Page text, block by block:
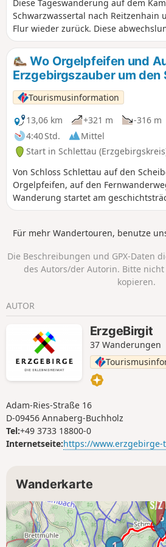
Teufelskanzel einen letzten
Annaberg, bevor die Tour am
Diese Tageswanderung auf dem
Schwarzwassertal nach Reitzenhain
Flur wieder zurück. Diese
Rundwanderung verläuft entlang
durch das sächsische und
Besonders reizvoll ist der Wechsel
Wäldern und offenen
ihren besonderen Charakter
Wanderparkplatz Schwarzwassertal
führt der Kammweg Richtung
ein Highlight mit Infotafeln zu Flora
Weiter geht es über die Köhlerei
über die Grenze nach Tschechien.
Ort Pohraniční führt die Route
Böhmisch Kühnhaide zum höchsten
Lauschhübel (842 m) mit schöner
verläuft der Weg zurück ins
Wo Orgelpfeifen und
Erzgebirgszauber um den
Tourismusinformation
13,06 km
+321 m
-316 m
4:40 Std.
Mittel
Start in Schlettau
Von Schloss Schlettau auf den
Orgelpfeifen, auf den
Wanderung startet am
Schlettau und führt auf dem
Abstecher zur Rosenbuschzeche
Scheibenberg.Am Fuß des
Fernwanderwege E3 und EB. Ein
gepflegten Wanderhütte belohnt mit
den Ottomar-Zahn-Steig erreichen
Berggasthaus und
Skisprungschanzen und
„Orgelpfeifen“ führt der Rückweg auf
Wälder und entlang der Bahnstrecke
Für mehr Wandertouren, benutze
Die Beschreibungen und GPX-Daten
des Autors/der Autorin. Bitte
kopieren.
AUTOR
ErzgeBirgit
37 Wanderungen
Adam-Ries-Straße 16
D-09456 Annaberg-Buchholz
Tel:+49 3733 18800-0
Internetseite:https://
Wanderkarte
6